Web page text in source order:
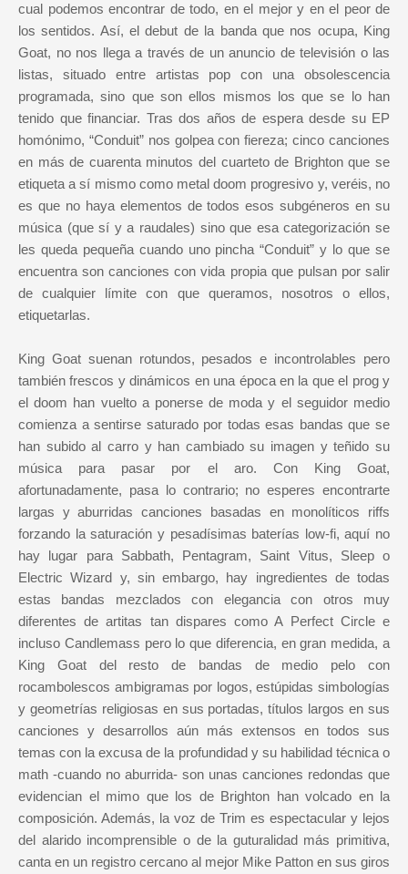
cual podemos encontrar de todo, en el mejor y en el peor de
los sentidos. Así, el debut de la banda que nos ocupa, King
Goat, no nos llega a través de un anuncio de televisión o las
listas, situado entre artistas pop con una obsolescencia
programada, sino que son ellos mismos los que se lo han
tenido que financiar. Tras dos años de espera desde su EP
homónimo, “Conduit” nos golpea con fiereza; cinco canciones
en más de cuarenta minutos del cuarteto de Brighton que se
etiqueta a sí mismo como metal doom progresivo y, veréis, no
es que no haya elementos de todos esos subgéneros en su
música (que sí y a raudales) sino que esa categorización se
les queda pequeña cuando uno pincha “Conduit” y lo que se
encuentra son canciones con vida propia que pulsan por salir
de cualquier límite con que queramos, nosotros o ellos,
etiquetarlas.
King Goat suenan rotundos, pesados e incontrolables pero
también frescos y dinámicos en una época en la que el prog y
el doom han vuelto a ponerse de moda y el seguidor medio
comienza a sentirse saturado por todas esas bandas que se
han subido al carro y han cambiado su imagen y teñido su
música para pasar por el aro. Con King Goat,
afortunadamente, pasa lo contrario; no esperes encontrarte
largas y aburridas canciones basadas en monolíticos riffs
forzando la saturación y pesadísimas baterías low-fi, aquí no
hay lugar para Sabbath, Pentagram, Saint Vitus, Sleep o
Electric Wizard y, sin embargo, hay ingredientes de todas
estas bandas mezclados con elegancia con otros muy
diferentes de artitas tan dispares como A Perfect Circle e
incluso Candlemass pero lo que diferencia, en gran medida, a
King Goat del resto de bandas de medio pelo con
rocambolescos ambigramas por logos, estúpidas simbologías
y geometrías religiosas en sus portadas, títulos largos en sus
canciones y desarrollos aún más extensos en todos sus
temas con la excusa de la profundidad y su habilidad técnica o
math -cuando no aburrida- son unas canciones redondas que
evidencian el mimo que los de Brighton han volcado en la
composición. Además, la voz de Trim es espectacular y lejos
del alarido incomprensible o de la guturalidad más primitiva,
canta en un registro cercano al mejor Mike Patton en sus giros